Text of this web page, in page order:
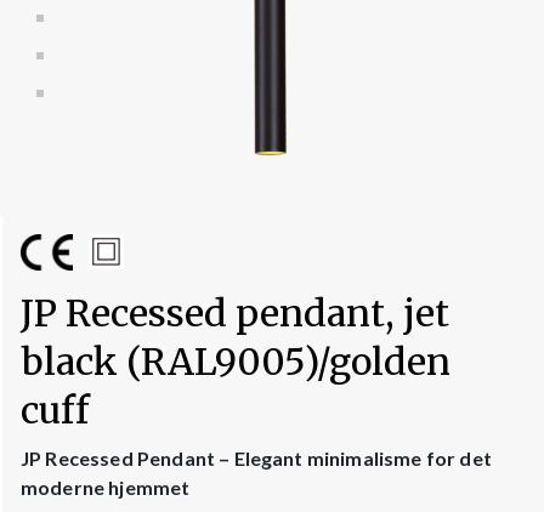
JP Recessed pendant, jet
black (RAL9005)/golden
cuff
JP Recessed Pendant – Elegant minimalisme for det
moderne hjemmet